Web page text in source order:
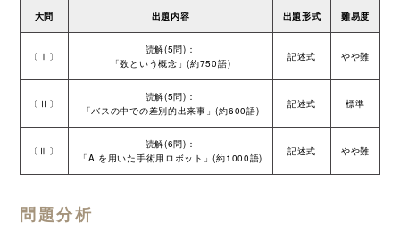
大問 出題内容 出題形式 難易度
〔Ⅰ〕
読解(5問)：
「数という概念」(約750語)
記述式 やや難
〔Ⅱ〕
読解(5問)：
「バスの中での差別的出来事」(約600語)
記述式 標準
〔Ⅲ〕
読解(6問)：
「AIを用いた手術用ロボット」(約1000語)
記述式 やや難
問題分析